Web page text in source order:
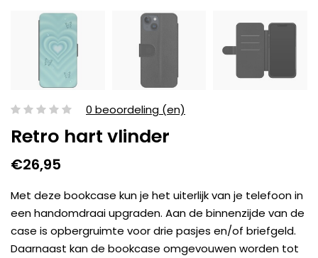
0 beoordeling (en)
Retro hart vlinder
€26,95
Met deze bookcase kun je het uiterlijk van je telefoon in
een handomdraai upgraden. Aan de binnenzijde van de
case is opbergruimte voor drie pasjes en/of briefgeld.
Daarnaast kan de bookcase omgevouwen worden tot